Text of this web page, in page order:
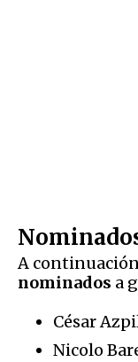
A
nominados a
César
Nicolo